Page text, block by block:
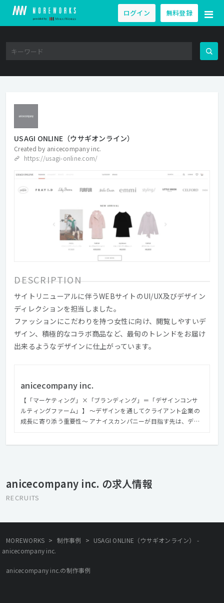
ログイン 無料登録
USAGI ONLINE（ウサギオンライン）
Created by anicecompany inc.
https://usagi-online.com/
DESCRIPTION
サイトリニューアルに伴うWEBサイトのUI/UX及びデザイン
ディレクションを担当しました。
ファッションにこだわりを持つ女性に向け、閲覧しやすいデ
ザイン、積極的なコラボ商品など、最旬のトレンドをお届け
出来るようなデザインに仕上がっています。
anicecompany inc.
【「マーケティング」×「ブランディング」＝「デザインコンサ
ルティングファーム」】 ～デザインを通してクライアント企業の
成長に寄り添う重要性～ アナイスカンパニーが目指す先は、デザ
ます。 しかし、なぜこの商品を売り出したいのか、最終的に企業
の将来どこに向かっているのかといった、クライアントの真のニ
サイトの設計、サイトリリース後のフォローまでワンストップで
行います。 幸運なことに、こうした取り組みをクライアントに評
価してもらい、多くの紹介などから現在も弊社は成長を続けてい
ます。 そして現在弊社は次のステージに突入するため、リスター
anicecompany inc. の求人情報
RECRUITS
MOREWORKS > 制作事例 > USAGI ONLINE（ウサギオンライン） -
anicecompany inc.
anicecompany inc.の制作事例